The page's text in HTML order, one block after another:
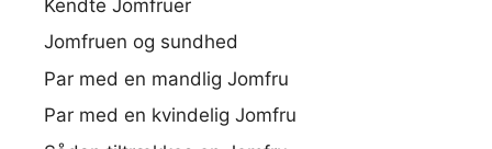
Kendte Jomfruer
Jomfruen og sundhed
Par med en mandlig Jomfru
Par med en kvindelig Jomfru